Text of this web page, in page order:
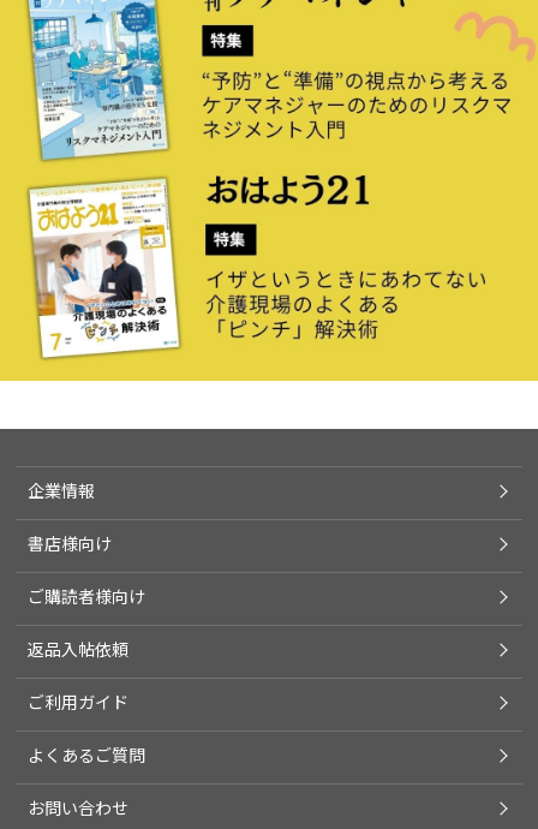
企業情報
書店様向け
ご購読者様向け
返品入帖依頼
ご利用ガイド
よくあるご質問
お問い合わせ